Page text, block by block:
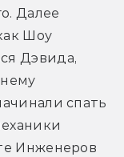
Далее
Шоу
Дэвида,
спать
Инженеров